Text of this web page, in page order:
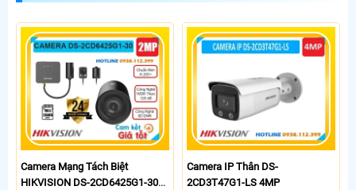
Camera Mạng Tách Biệt
HIKVISION DS-2CD6425G1-30
Camera IP Thân DS-
2CD3T47G1-LS 4MP